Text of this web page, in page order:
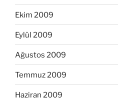
Ekim 2009
Eylül 2009
Ağustos 2009
Temmuz 2009
Haziran 2009